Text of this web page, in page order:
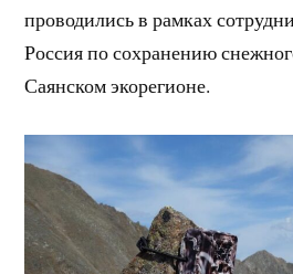
проводились в рамках
Россия по сохранению
Саянском экорегионе.